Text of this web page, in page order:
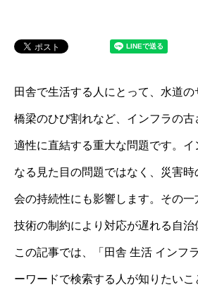
田舎で生活する人にとって、水道の
橋梁のひび割れなど、インフラの
適性に直結する重大な問題です。
なる見た目の問題ではなく、災害
会の持続性にも影響します。その一
技術の制約により対応が遅れる自治
この記事では、「田舎 生活 インフ
ーワードで検索する人が知りたい